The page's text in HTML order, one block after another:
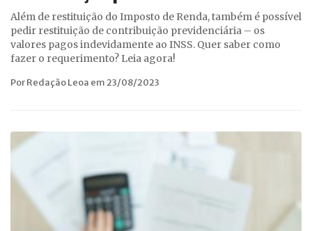
Além de restituição do Imposto de Renda, também é possível
pedir restituição de contribuição previdenciária – os
valores pagos indevidamente ao INSS. Quer saber como
fazer o requerimento? Leia agora!
Por Redação Leoa em 23/08/2023